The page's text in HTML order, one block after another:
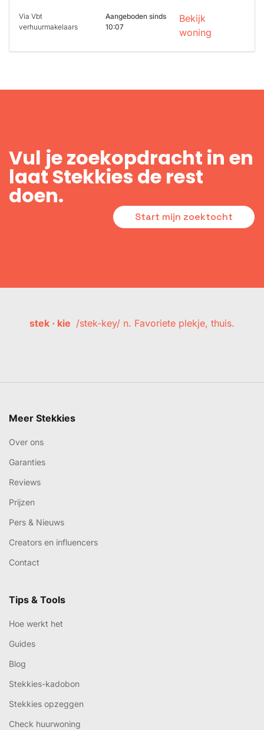
Via Vbt
verhuurmakelaars
Aangeboden sinds
10:07
Bekijk
woning
Vul je zoekopdracht in en
laat Stekkies de rest
doen.
Start mijn zoektocht
stek · kie /stek-key/ n. Favoriete plekje, thuis.
Meer Stekkies
Over ons
Garanties
Reviews
Prijzen
Pers & Nieuws
Creators en influencers
Contact
Tips & Tools
Hoe werkt het
Guides
Blog
Stekkies-kadobon
Stekkies opzeggen
Check huurwoning